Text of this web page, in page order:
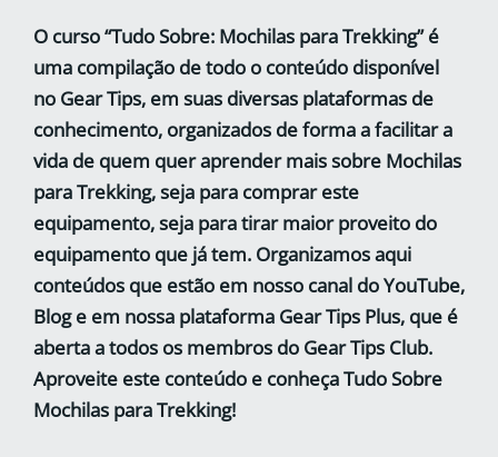
O curso “Tudo Sobre: Mochilas para Trekking” é
uma compilação de todo o conteúdo disponível
no Gear Tips, em suas diversas plataformas de
conhecimento, organizados de forma a facilitar a
vida de quem quer aprender mais sobre Mochilas
para Trekking, seja para comprar este
equipamento, seja para tirar maior proveito do
equipamento que já tem. Organizamos aqui
conteúdos que estão em nosso canal do YouTube,
Blog e em nossa plataforma Gear Tips Plus, que é
aberta a todos os membros do Gear Tips Club.
Aproveite este conteúdo e conheça Tudo Sobre
Mochilas para Trekking!